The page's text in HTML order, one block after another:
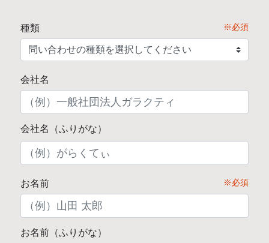
種類 ※必須
会社名
会社名（ふりがな）
お名前 ※必須
お名前（ふりがな）